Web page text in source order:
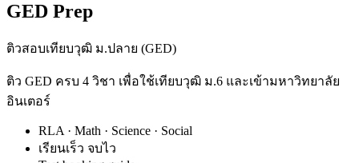
GED Prep
ติวสอบเทียบวุฒิ ม.ปลาย (GED)
ติว GED ครบ 4 วิชา เพื่อใช้เทียบวุฒิ ม.6 และเข้ามหาวิทยาลัย
อินเตอร์
RLA · Math · Science · Social
เรียนเร็ว จบไว